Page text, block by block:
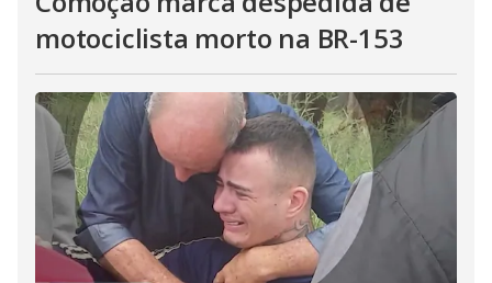
motociclista morto na BR-153